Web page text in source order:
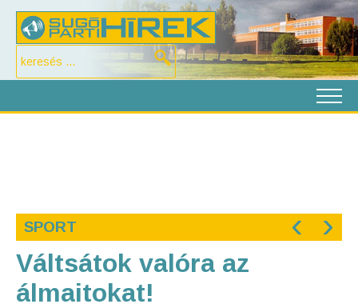
SPORT ‹ ›
Váltsátok valóra az
álmaitokat!